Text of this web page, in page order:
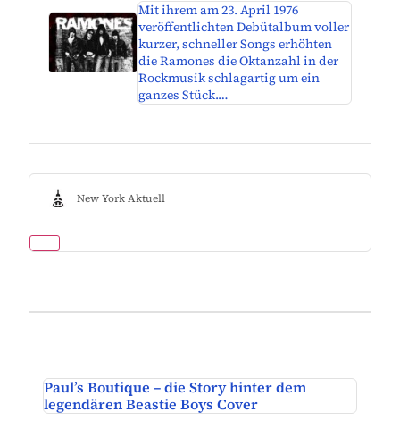
Mit ihrem am 23. April 1976
veröffentlichten Debütalbum voller
kurzer, schneller Songs erhöhten
die Ramones die Oktanzahl in der
Rockmusik schlagartig um ein
ganzes Stück.…
New York Aktuell
Paul’s Boutique – die Story hinter dem
legendären Beastie Boys Cover